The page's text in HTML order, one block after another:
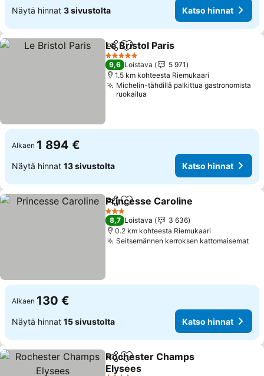
Näytä hinnat 3 sivustolta Katso hinnat
Jaa Lisää suosikkeihin
Le Bristol Paris
5 Tähtiluokitus
9,6 Loistava
5 971
1.5 km kohteesta Riemukaari
Michelin-tähdillä palkittua gastronomista
ruokailua
Alkaen 1 894 €
Näytä hinnat 13 sivustolta Katso hinnat
Jaa Lisää suosikkeihin
Princesse Caroline
3 Tähtiluokitus
8,7 Loistava
3 636
0.2 km kohteesta Riemukaari
Seitsemännen kerroksen kattomaisemat
Alkaen 130 €
Näytä hinnat 15 sivustolta Katso hinnat
Jaa Lisää suosikkeihin
Rochester Champs
Elysees